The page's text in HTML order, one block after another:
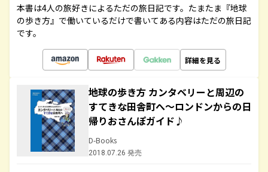
本書は4人の旅好きによるただの旅日記です。たまたま『地球
の歩き方』で働いているだけで書いてある内容はただの旅日記
です。
詳細を見る
地球の歩き方 カンタベリーと周辺の
すてきな田舎町へ～ロンドンからの日
帰りおさんぽガイド♪
D-Books
2018.07.26 発売